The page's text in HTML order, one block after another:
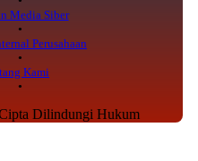
Media Siber
Perusahaan
Kami
Dilindungi Hukum